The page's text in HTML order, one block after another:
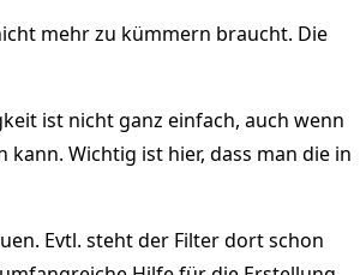
mehr zu kümmern braucht. Die
ist nicht ganz einfach, auch wenn
Wichtig ist hier, dass man die in
Evtl. steht der Filter dort schon